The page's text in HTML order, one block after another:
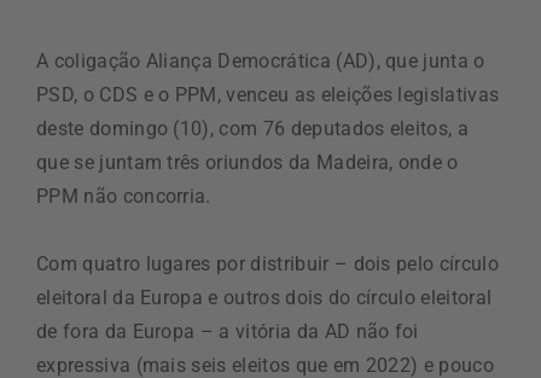
A coligação Aliança Democrática (AD), que junta o
PSD, o CDS e o PPM, venceu as eleições legislativas
deste domingo (10), com 76 deputados eleitos, a
que se juntam três oriundos da Madeira, onde o
PPM não concorria.
Com quatro lugares por distribuir – dois pelo círculo
eleitoral da Europa e outros dois do círculo eleitoral
de fora da Europa – a vitória da AD não foi
expressiva (mais seis eleitos que em 2022) e pouco